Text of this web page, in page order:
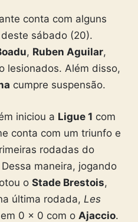
conta com alguns
sábado (20).
, Ruben Aguilar,
lesionados. Além disso,
cumpre suspensão.
iniciou a Ligue 1 com
conta com um triunfo e
rodadas do
Dessa maneira, jogando
o Stade Brestois,
última rodada, Les
0 x 0 com o Ajaccio.